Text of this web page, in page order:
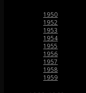
1950
1952
1953
1954
1955
1956
1957
1958
1959